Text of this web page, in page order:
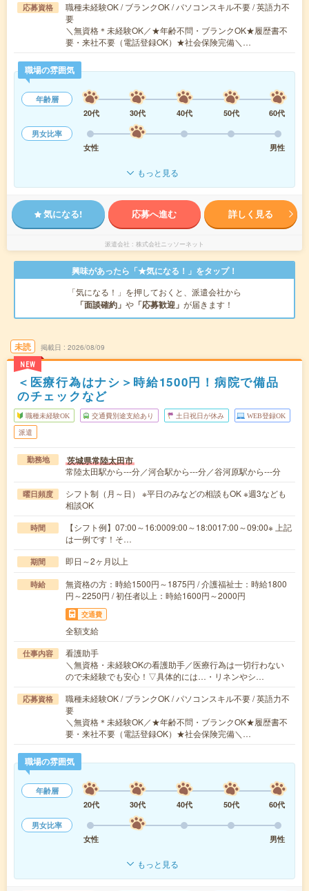
応募資格
職種未経験OK / ブランクOK / パソコンスキル不要 / 英語力不
要
＼無資格＊未経験OK／★年齢不問・ブランクOK★履歴書不
要・来社不要（電話登録OK）★社会保険完備＼…
職場の雰囲気
年齢層
20代
30代 40代 50代
60代
男女比率
女性
男性
もっと見る
気になる! 応募へ進む 詳しく見る
派遣会社 株式会社ニッソーネット
興味があったら「★気になる！」をタップ！
「気になる！」を押しておくと、派遣会社から
「面談確約」 や 「応募歓迎」 が届きます！
未読
NEW
掲載日 2026/08/09
＜医療行為はナシ＞時給1500円！病院で備品
のチェックなど
職種未経験OK 交通費別途支給あり 土日祝日が休み WEB登録OK
派遣
勤務地 茨城県常陸太田市
常陸太田駅から---分／河合駅から---分／谷河原駅から---分
曜日頻度
シフト制（月～日） ※平日のみなどの相談もOK ※週3なども
相談OK
時間
【シフト例】07:00～16:0009:00～18:0017:00～09:00※ 上記
は一例です！そ…
期間 即日～2ヶ月以上
時給
無資格の方：時給1500円～1875円 / 介護福祉士：時給1800
円～2250円 / 初任者以上：時給1600円～2000円
交通費
全額支給
仕事内容
看護助手
＼無資格・未経験OKの看護助手／医療行為は一切行わない
ので未経験でも安心！▽具体的には…・リネンやシ…
応募資格
職種未経験OK / ブランクOK / パソコンスキル不要 / 英語力不
要
＼無資格＊未経験OK／★年齢不問・ブランクOK★履歴書不
要・来社不要（電話登録OK）★社会保険完備＼…
職場の雰囲気
年齢層
20代
30代 40代 50代
60代
男女比率
女性
男性
もっと見る